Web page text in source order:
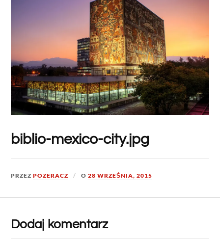
biblio-mexico-city.jpg
PRZEZPOZERACZ O28 WRZEŚNIA, 2015
Dodaj komentarz